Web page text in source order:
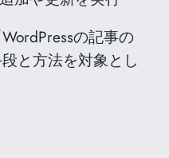
の記事の
と方法を対象とし